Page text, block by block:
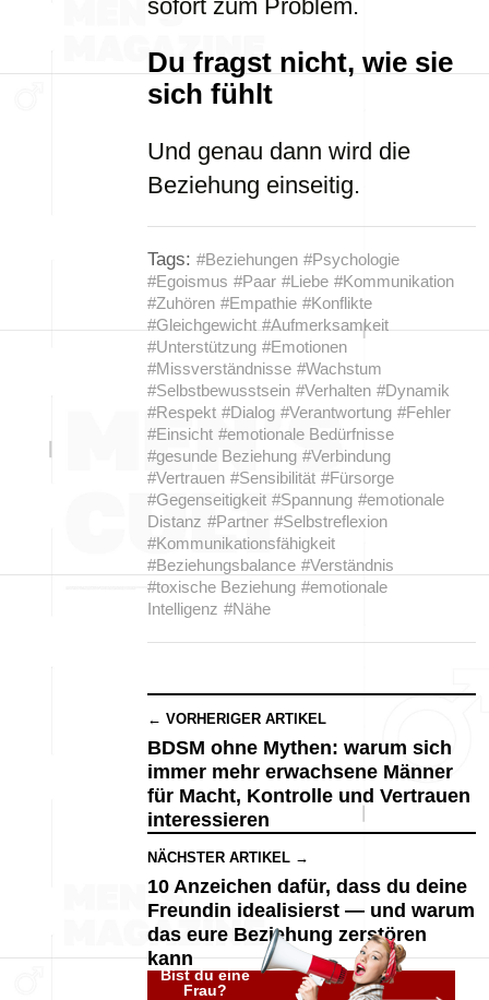
sofort zum Problem.
Du fragst nicht, wie sie
sich fühlt
Und genau dann wird die
Beziehung einseitig.
Tags: #Beziehungen #Psychologie
#Egoismus #Paar #Liebe #Kommunikation
#Zuhören #Empathie #Konflikte
#Gleichgewicht #Aufmerksamkeit
#Unterstützung #Emotionen
#Missverständnisse #Wachstum
#Selbstbewusstsein #Verhalten #Dynamik
#Respekt #Dialog #Verantwortung #Fehler
#Einsicht #emotionale Bedürfnisse
#gesunde Beziehung #Verbindung
#Vertrauen #Sensibilität #Fürsorge
#Gegenseitigkeit #Spannung #emotionale
Distanz #Partner #Selbstreflexion
#Kommunikationsfähigkeit
#Beziehungsbalance #Verständnis
#toxische Beziehung #emotionale
Intelligenz #Nähe
← VORHERIGER ARTIKEL
BDSM ohne Mythen: warum sich
immer mehr erwachsene Männer
für Macht, Kontrolle und Vertrauen
interessieren
NÄCHSTER ARTIKEL →
10 Anzeichen dafür, dass du deine
Freundin idealisierst — und warum
das eure Beziehung zerstören
kann
Bist du eine
Frau?